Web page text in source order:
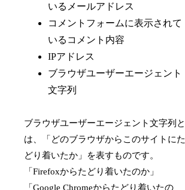
いるメールアドレス
コメントフォームに表示されて
いるコメント内容
IPアドレス
ブラウザユーザーエージェント
文字列
ブラウザユーザーエージェント文字列と
は、「どのブラウザからこのサイトにた
どり着いたか」を表すものです。
「Firefoxからたどり着いたのか」
「Google Chromeからたどり着いたの